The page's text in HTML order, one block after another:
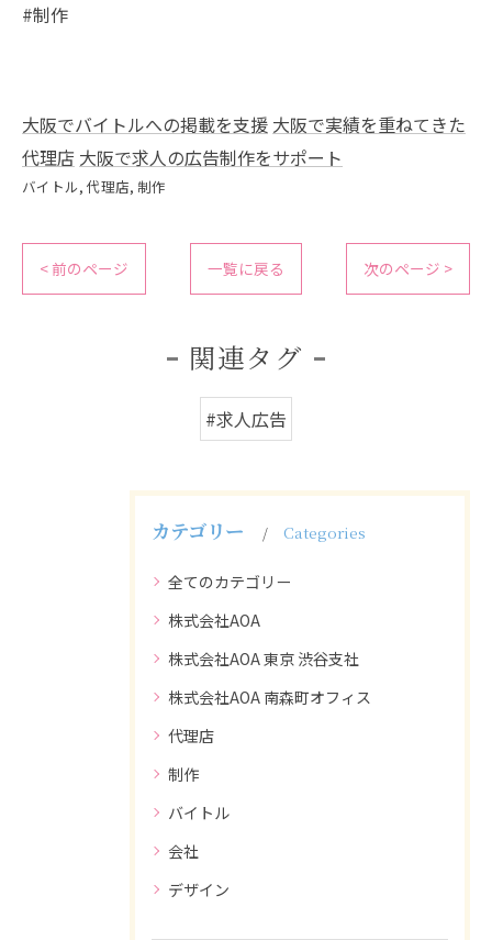
#制作
大阪でバイトルへの掲載を支援 大阪で実績を重ねてきた
代理店 大阪で求人の広告制作をサポート
バイトル 代理店 制作
< 前のページ 一覧に戻る 次のページ >
関連タグ
#求人広告
カテゴリー Categories
全てのカテゴリー
株式会社AOA
株式会社AOA 東京 渋谷支社
株式会社AOA 南森町オフィス
代理店
制作
バイトル
会社
デザイン